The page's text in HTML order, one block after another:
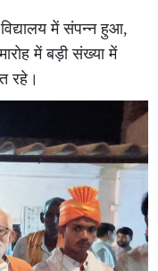
में संपन्न हुआ,
में बड़ी संख्या में
रहे।